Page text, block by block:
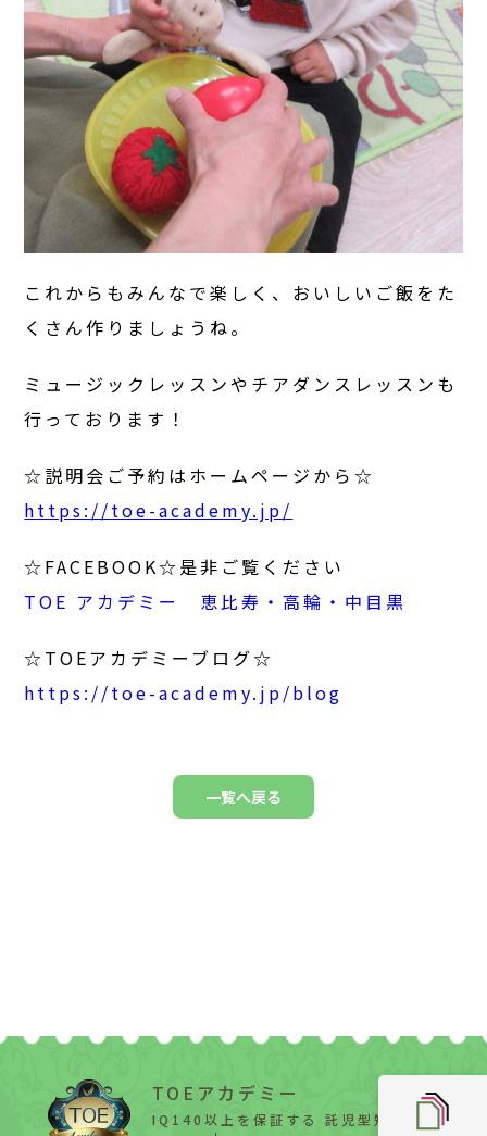
これからもみんなで楽しく、おいしいご飯をた
くさん作りましょうね。
ミュージックレッスンやチアダンスレッスンも
行っております！
☆説明会ご予約はホームページから☆
https://toe-academy.jp/
☆FACEBOOK☆是非ご覧ください
TOE アカデミー 恵比寿・高輪・中目黒
☆TOEアカデミーブログ☆
https://toe-academy.jp/blog
一覧へ戻る
TOEアカデミー
IQ140以上を保証する 託児型知能教育